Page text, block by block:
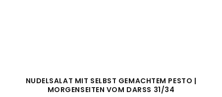
NUDELSALAT MIT SELBST GEMACHTEM PESTO |
MORGENSEITEN VOM DARSS 31/34